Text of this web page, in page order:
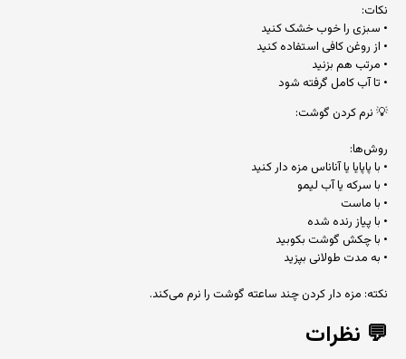
نکات:
• سبزی را خوب خشک کنید
• از روغن کافی استفاده کنید
• مرتب هم بزنید
• تا آب کامل گرفته شود
💡 نرم کردن گوشت:
روش‌ها:
• با پاپایا یا آناناس مزه دار کنید
• با سرکه یا آب لیمو
• با ماست
• با پیاز رنده شده
• با چکش گوشت بکوبید
• به مدت طولانی بپزید
نکته: مزه دار کردن چند ساعته گوشت را نرم می‌کند.
💬 نظرات